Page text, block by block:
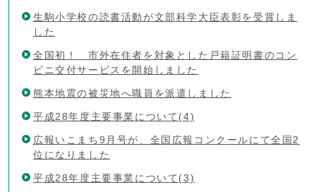
生駒小学校の読書活動が文部科学大臣表彰を受賞しま
した
全国初！ 市外在住者を対象とした戸籍証明書のコン
ビニ交付サービスを開始しました
熊本地震の被災地へ職員を派遣しました
平成28年度主要事業について(4)
広報いこまち9月号が、全国広報コンクールにて全国2
位になりました
平成28年度主要事業について(3)